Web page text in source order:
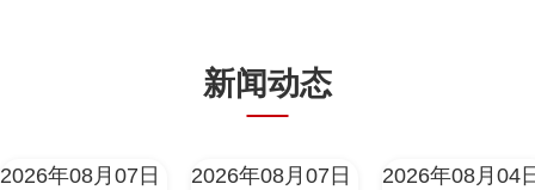
新闻动态
2026年08月07日 2026年08月07日 2026年08月04